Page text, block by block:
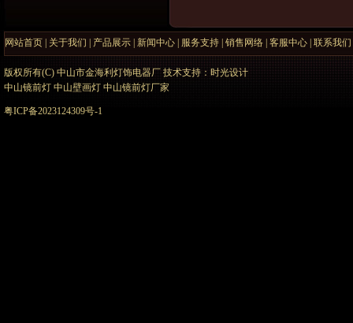
网站首页 关于我们 产品展示 新闻中心 服务支持 销售网络 客服中心 联系我们
版权所有(C) 中山市金海利灯饰电器厂 技术支持：时光设计
中山镜前灯 中山壁画灯 中山镜前灯厂家
粤ICP备2023124309号-1